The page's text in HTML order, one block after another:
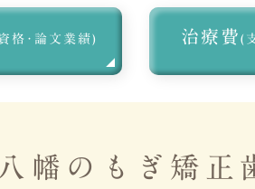
格･論文業績) 治療費 (
幡の
もぎ矯正